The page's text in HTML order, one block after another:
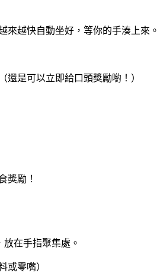
來越快自動坐好，等你的手湊上來。
是可以立即給口頭獎勵喲！）
獎勵！
在手指聚集處。
或零嘴）